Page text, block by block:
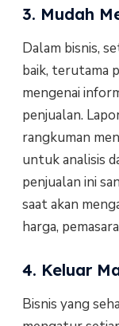
3. Mudah
Dalam bisnis,
baik, terutama
mengenai
penjualan.
rangkuman
untuk analisis
penjualan ini
saat akan
harga,
4. Keluar
Bisnis yang